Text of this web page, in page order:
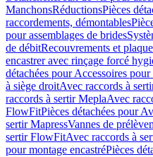
ManchonsRéductionsPièces
raccordements, démontables
pour assemblages de brides
de débitRecouvrements et
encastrer avec rinçage forcé
détachées pour Accessoires
à siège droitAvec raccords à
raccords à sertir MeplaAvec
FlowFitPièces détachées pour
sertir MapressVannes de
sertir FlowFitAvec raccords à
pour montage encastréPièces